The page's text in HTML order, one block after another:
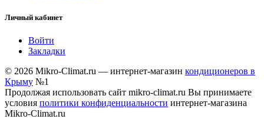
Личный кабинет
Войти
Закладки
© 2026 Mikro-Climat.ru — интернет-магазин кондиционеров в
Крыму №1
Продолжая использовать сайт mikro-climat.ru Вы принимаете
условия политики конфиденциальности интернет-магазина
Mikro-Climat.ru